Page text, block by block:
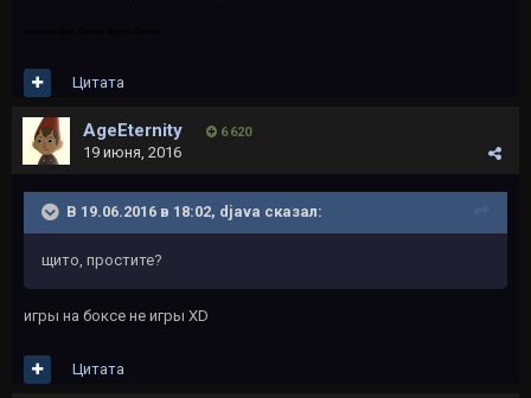
Цитата
AgeEternity 6 620
19 июня, 2016
В 19.06.2016 в 18:02, djava сказал:
щито, простите?
игры на боксе не игры XD
Цитата